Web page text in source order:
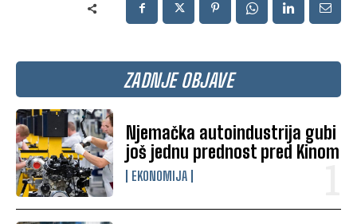
ZADNJE OBJAVE
Njemačka autoindustrija gubi
još jednu prednost pred Kinom
EKONOMIJA